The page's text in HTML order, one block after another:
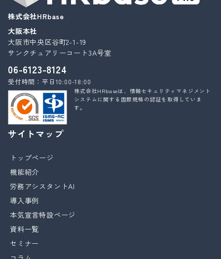
株式会社HRbase
大阪本社
大阪市中央区谷町2-1-19
サンクチュアリーコート3A号室
06-6123-8124
受付時間：平日10:00-18:00
株式会社HRbaseは、情報セキュリティマネジメント
システムに関する国際規格の認証を取得していま
す。
サイトマップ
トップページ
機能紹介
労務アシスタントAI
導入事例
本気宣言特設ページ
資料一覧
セミナー